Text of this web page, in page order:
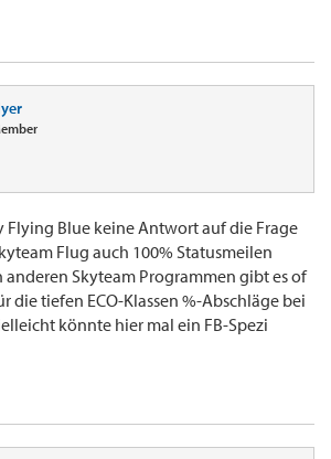
Flying Blue keine Antwort auf die Frage
Flug auch 100% Statusmeilen
Skyteam Programmen gibt es of
die tiefen ECO-Klassen %-Abschläge bei
könnte hier mal ein FB-Spezi